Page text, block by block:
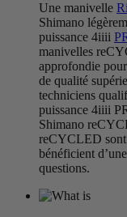
Une manivelle
Shimano
puissance 4iiii
manivelles
approfondie pour
de qualité
techniciens
puissance 4iiii
Shimano
reCYCLED sont
bénéficient
questions.